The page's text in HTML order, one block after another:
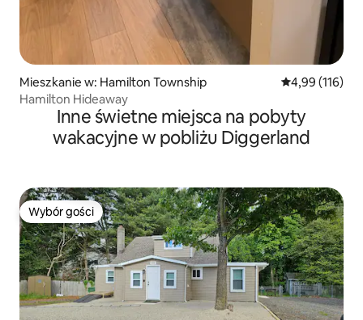
Mieszkanie w: Hamilton Township Średnia
4,99 (116)
Hamilton Hideaway
Inne świetne miejsca na pobyty
wakacyjne w pobliżu Diggerland
Wybór gości
Wybór gości